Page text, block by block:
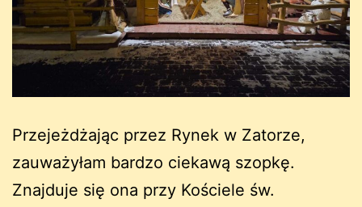
Przejeżdżając przez Rynek w Zatorze,
zauważyłam bardzo ciekawą szopkę.
Znajduje się ona przy Kościele św.